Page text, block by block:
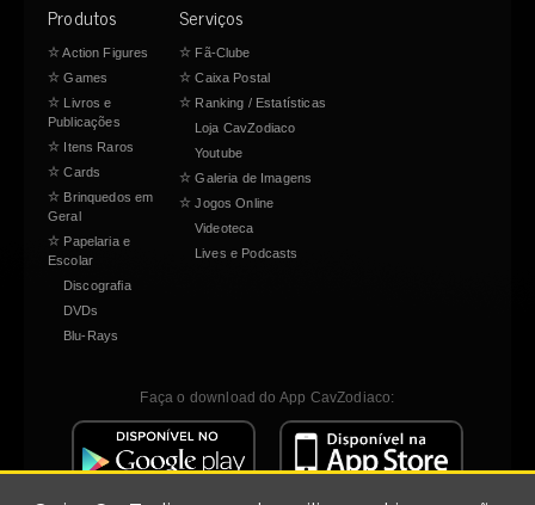
Produtos
☆Action Figures
☆ Games
☆ Livros e
Publicações
☆ Itens Raros
☆ Cards
☆ Brinquedos em
Geral
☆ Papelaria e
Escolar
Discografia
DVDs
Blu-Rays
Serviços
☆ Fã-Clube
☆ Caixa Postal
☆ Ranking / Estatísticas
Loja CavZodiaco
Youtube
☆ Galeria de Imagens
☆ Jogos Online
Videoteca
Lives e Podcasts
Faça o download do App CavZodiaco: